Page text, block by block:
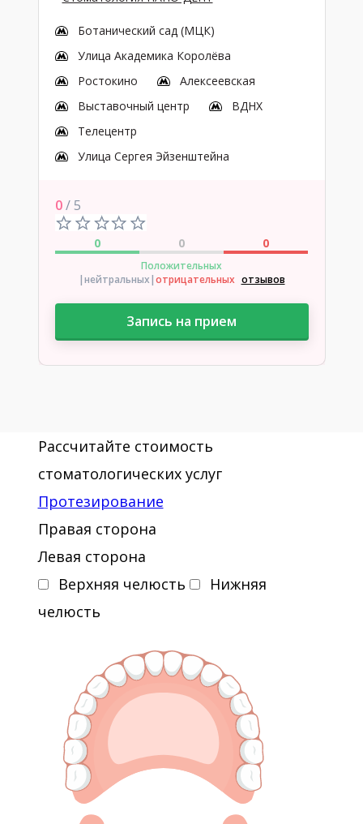
Ботанический сад (МЦК)
Улица Академика Королёва
Ростокино
Алексеевская
Выставочный центр
ВДНХ
Телецентр
Улица Сергея Эйзенштейна
0/ 5
0 0 0
Положительных
|нейтральных|отрицательных отзывов
Запись на прием
Рассчитайте стоимость
стоматологических услуг
Протезирование
Правая сторона
Левая сторона
Верхняя челюсть
Нижняя
челюсть